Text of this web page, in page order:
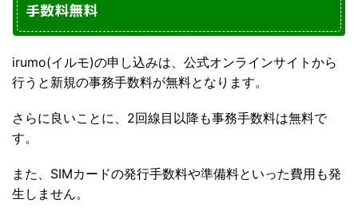
手数料無料
irumo(イルモ)の申し込みは、公式オンラインサイトから
行うと新規の事務手数料が無料となります。
さらに良いことに、2回線目以降も事務手数料は無料で
す。
また、SIMカードの発行手数料や準備料といった費用も発
生しません。